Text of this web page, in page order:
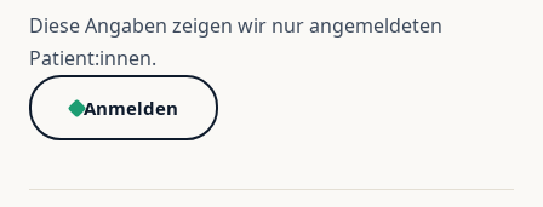
Diese Angaben zeigen wir nur angemeldeten
Patient:innen.
Anmelden